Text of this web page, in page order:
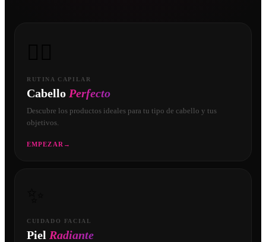
RUTINA CAPILAR
Cabello Perfecto
Descubre los productos ideales para tu tipo de cabello y tus
objetivos.
EMPEZAR →
CUIDADO FACIAL
Piel Radiante